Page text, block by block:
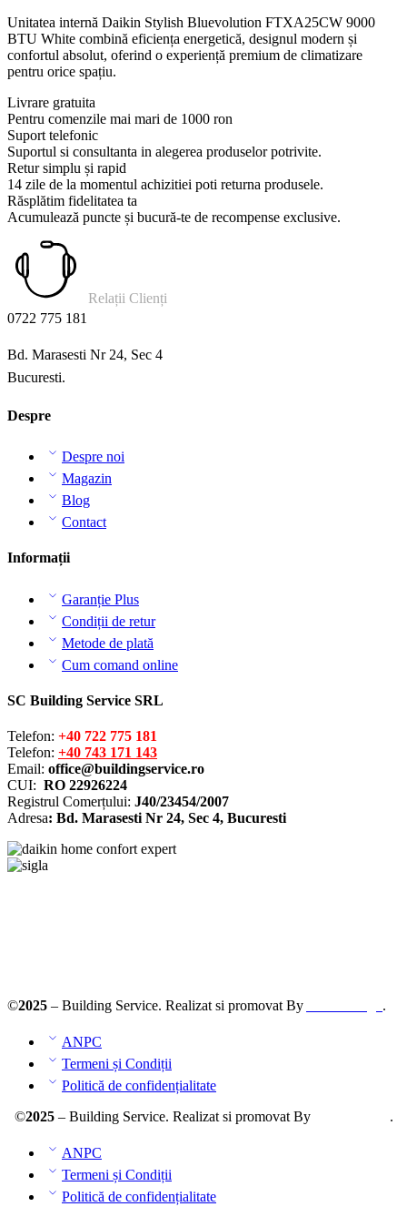
Unitatea internă Daikin Stylish Bluevolution FTXA25CW 9000
BTU White combină eficiența energetică, designul modern și
confortul absolut, oferind o experiență premium de climatizare
pentru orice spațiu.
Livrare gratuita
Pentru comenzile mai mari de 1000 ron
Suport telefonic
Suportul si consultanta in alegerea produselor potrivite.
Retur simplu și rapid
14 zile de la momentul achizitiei poti returna produsele.
Răsplătim fidelitatea ta
Acumulează puncte și bucură-te de recompense exclusive.
Relații Clienți
0722 775 181
Bd. Marasesti Nr 24, Sec 4
Bucuresti.
Despre
Despre noi
Magazin
Blog
Contact
Informații
Garanție Plus
Condiții de retur
Metode de plată
Cum comand online
SC Building Service SRL
Telefon: +40 722 775 181
Telefon: +40 743 171 143
Email: office@buildingservice.ro
CUI: RO 22926224
Registrul Comerțului: J40/23454/2007
Adresa: Bd. Marasesti Nr 24, Sec 4, Bucuresti
©2025 – Building Service. Realizat si promovat By .
ANPC
Termeni și Condiții
Politică de confidențialitate
©2025– Building Service. Realizat si promovat By .
ANPC
Termeni și Condiții
Politică de confidențialitate